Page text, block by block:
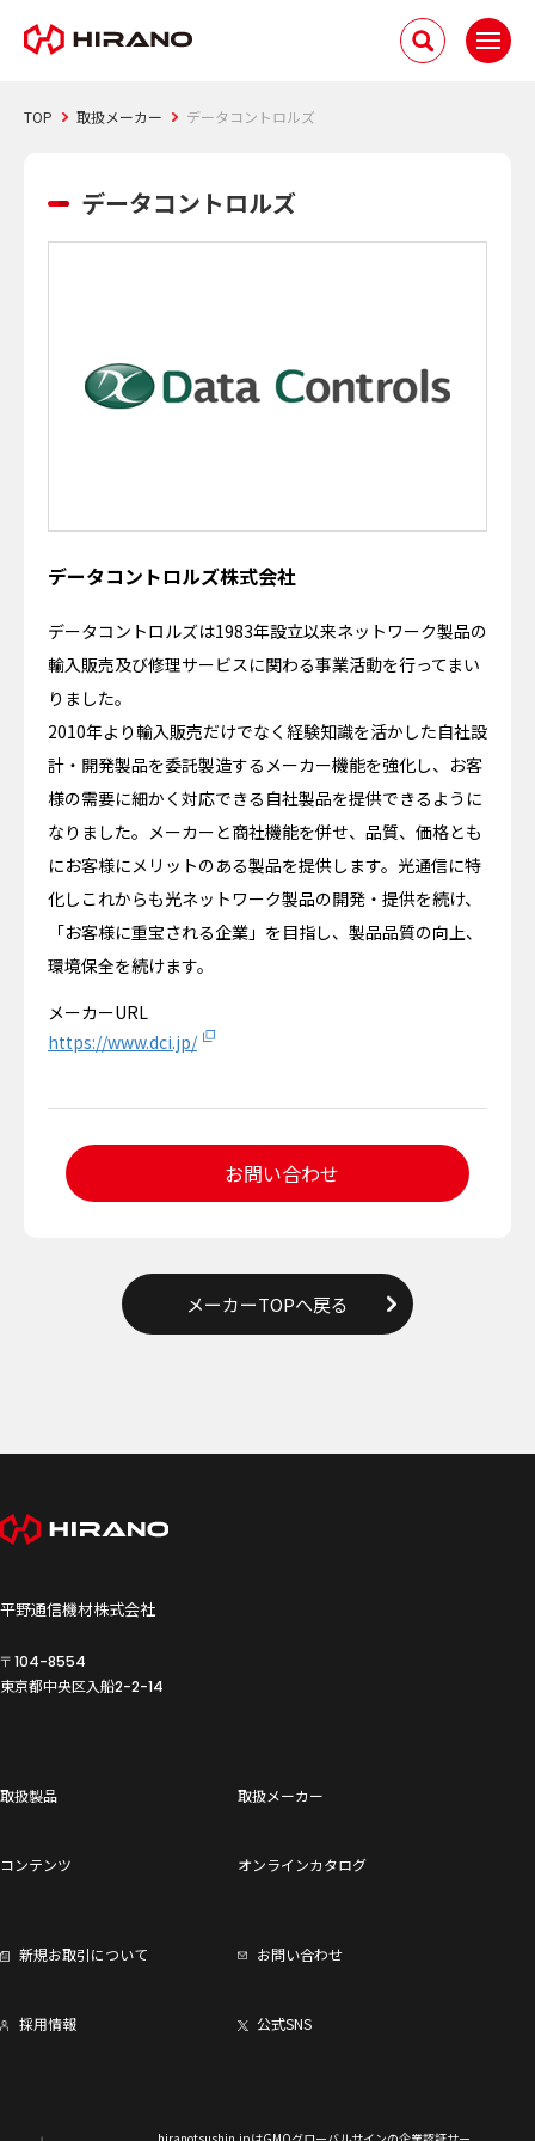
TOP 取扱メーカー データコントロルズ
データコントロルズ
データコントロルズ株式会社
データコントロルズは1983年設立以来ネットワーク製品の
輸入販売及び修理サービスに関わる事業活動を行ってまい
りました。
2010年より輸入販売だけでなく経験知識を活かした自社設
計・開発製品を委託製造するメーカー機能を強化し、お客
様の需要に細かく対応できる自社製品を提供できるように
なりました。メーカーと商社機能を併せ、品質、価格とも
にお客様にメリットのある製品を提供します。光通信に特
化しこれからも光ネットワーク製品の開発・提供を続け、
「お客様に重宝される企業」を目指し、製品品質の向上、
環境保全を続けます。
メーカーURL
https://www.dci.jp/
お問い合わせ
メーカーTOPへ戻る
平野通信機材株式会社
〒104-8554
東京都中央区入船2-2-14
取扱製品 取扱メーカー
コンテンツ オンラインカタログ
新規お取引について お問い合わせ
採用情報 公式SNS
hiranotsushin.jpはGMOグローバルサインの企業認証サー